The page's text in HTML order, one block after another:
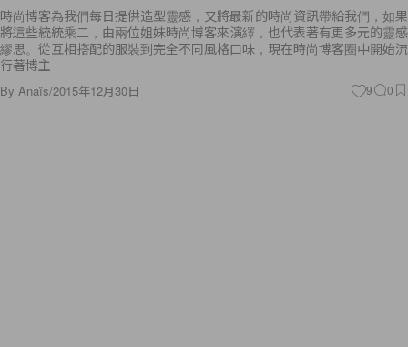
時尚博客為我們每日提供造型靈感，又將最新的時尚資訊帶給我們，如果
將這些統統乘二，由兩位姐妹時尚博客來演繹，也代表著有更多元的靈感
繆思。從互相搭配的服裝到完全不同風格口味，現在時尚博客圈中開始流
行著博主
By Anaïs/2015年12月30日 9 0